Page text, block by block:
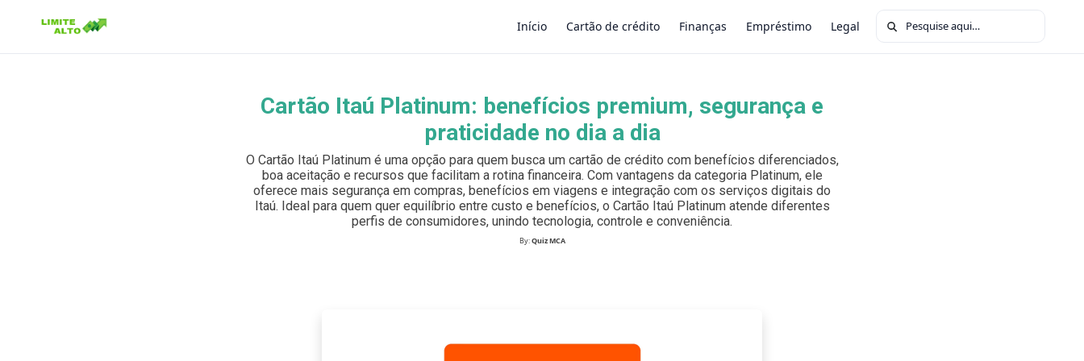
Início Cartão de crédito Finanças Empréstimo Legal Buscar por:
×
Pressione Enter para buscar ou ESC para fechar.
Cartão Itaú Platinum: benefícios premium, segurança e
praticidade no dia a dia
O Cartão Itaú Platinum é uma opção para quem busca um cartão de crédito com benefícios diferenciados,
boa aceitação e recursos que facilitam a rotina financeira. Com vantagens da categoria Platinum, ele
oferece mais segurança em compras, benefícios em viagens e integração com os serviços digitais do
Itaú. Ideal para quem quer equilíbrio entre custo e benefícios, o Cartão Itaú Platinum atende diferentes
perfis de consumidores, unindo tecnologia, controle e conveniência.
By:Quiz MCA